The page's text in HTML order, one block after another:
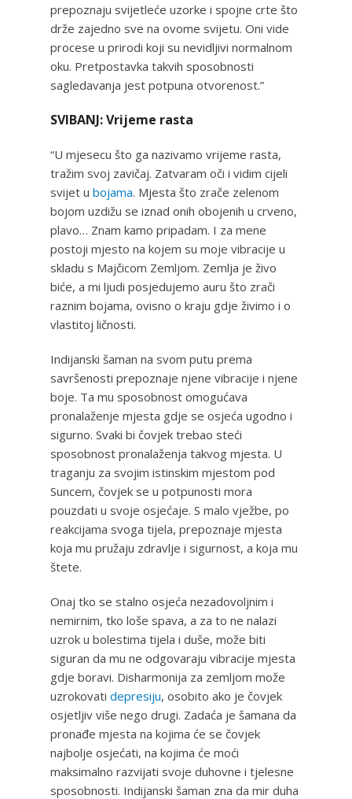
prepoznaju svijetleće uzorke i spojne crte što
drže zajedno sve na ovome svijetu. Oni vide
procese u prirodi koji su nevidljivi normalnom
oku. Pretpostavka takvih sposobnosti
sagledavanja jest potpuna otvorenost.”
SVIBANJ: Vrijeme rasta
“U mjesecu što ga nazivamo vrijeme rasta,
tražim svoj zavičaj. Zatvaram oči i vidim cijeli
svijet u bojama. Mjesta što zrače zelenom
bojom uzdižu se iznad onih obojenih u crveno,
plavo… Znam kamo pripadam. I za mene
postoji mjesto na kojem su moje vibracije u
skladu s Majčicom Zemljom. Zemlja je živo
biće, a mi ljudi posjedujemo auru što zrači
raznim bojama, ovisno o kraju gdje živimo i o
vlastitoj ličnosti.
Indijanski šaman na svom putu prema
savršenosti prepoznaje njene vibracije i njene
boje. Ta mu sposobnost omogućava
pronalaženje mjesta gdje se osjeća ugodno i
sigurno. Svaki bi čovjek trebao steći
sposobnost pronalaženja takvog mjesta. U
traganju za svojim istinskim mjestom pod
Suncem, čovjek se u potpunosti mora
pouzdati u svoje osjećaje. S malo vježbe, po
reakcijama svoga tijela, prepoznaje mjesta
koja mu pružaju zdravlje i sigurnost, a koja mu
štete.
Onaj tko se stalno osjeća nezadovoljnim i
nemirnim, tko loše spava, a za to ne nalazi
uzrok u bolestima tijela i duše, može biti
siguran da mu ne odgovaraju vibracije mjesta
gdje boravi. Disharmonija za zemljom može
uzrokovati depresiju, osobito ako je čovjek
osjetljiv više nego drugi. Zadaća je šamana da
pronađe mjesta na kojima će se čovjek
najbolje osjećati, na kojima će moći
maksimalno razvijati svoje duhovne i tjelesne
sposobnosti. Indijanski šaman zna da mir duha